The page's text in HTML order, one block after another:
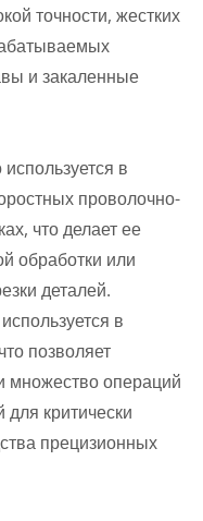
точности, жестких
и закаленные
в
проволочно-
что делает ее
обработки или
деталей.
в
позволяет
множество операций
для критически
прецизионных